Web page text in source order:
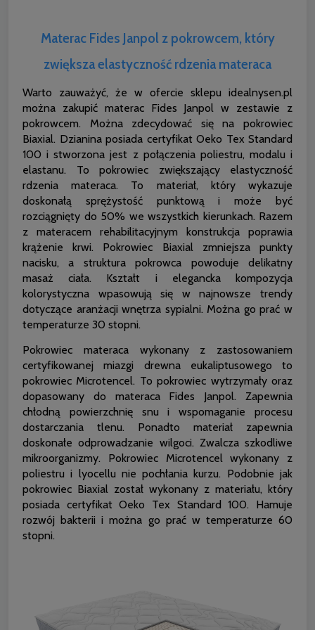
Materac Fides Janpol z pokrowcem, który
zwiększa elastyczność rdzenia materaca
Warto zauważyć, że w ofercie sklepu idealnysen.pl
można zakupić materac Fides Janpol w zestawie z
pokrowcem. Można zdecydować się na pokrowiec
Biaxial. Dzianina posiada certyfikat Oeko Tex Standard
100 i stworzona jest z połączenia poliestru, modalu i
elastanu. To pokrowiec zwiększający elastyczność
rdzenia materaca. To materiał, który wykazuje
doskonałą sprężystość punktową i może być
rozciągnięty do 50% we wszystkich kierunkach. Razem
z materacem rehabilitacyjnym konstrukcja poprawia
krążenie krwi. Pokrowiec Biaxial zmniejsza punkty
nacisku, a struktura pokrowca powoduje delikatny
masaż ciała. Kształt i elegancka kompozycja
kolorystyczna wpasowują się w najnowsze trendy
dotyczące aranżacji wnętrza sypialni. Można go prać w
temperaturze 30 stopni.
Pokrowiec materaca wykonany z zastosowaniem
certyfikowanej miazgi drewna eukaliptusowego to
pokrowiec Microtencel. To pokrowiec wytrzymały oraz
dopasowany do materaca Fides Janpol. Zapewnia
chłodną powierzchnię snu i wspomaganie procesu
dostarczania tlenu. Ponadto materiał zapewnia
doskonałe odprowadzanie wilgoci. Zwalcza szkodliwe
mikroorganizmy. Pokrowiec Microtencel wykonany z
poliestru i lyocellu nie pochłania kurzu. Podobnie jak
pokrowiec Biaxial został wykonany z materiału, który
posiada certyfikat Oeko Tex Standard 100. Hamuje
rozwój bakterii i można go prać w temperaturze 60
stopni.